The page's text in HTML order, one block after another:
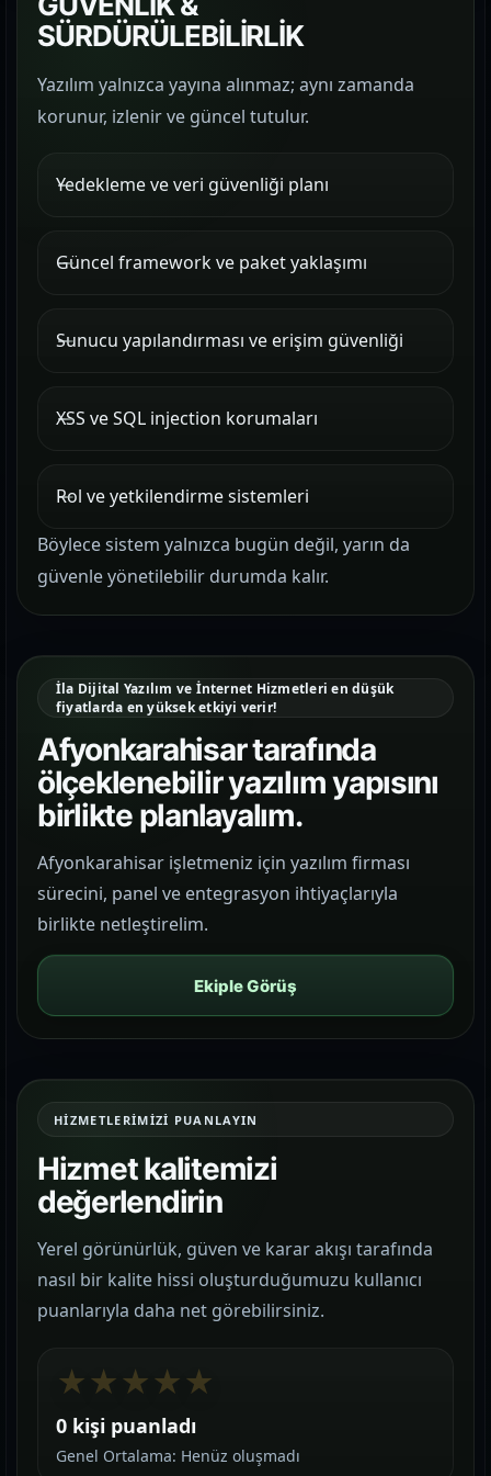
SÜRDÜRÜLEBİLİRLİK
Yazılım yalnızca yayına alınmaz; aynı zamanda
korunur, izlenir ve güncel tutulur.
Yedekleme ve veri güvenliği planı
Güncel framework ve paket yaklaşımı
Sunucu yapılandırması ve erişim güvenliği
XSS ve SQL injection korumaları
Rol ve yetkilendirme sistemleri
Böylece sistem yalnızca bugün değil, yarın da
güvenle yönetilebilir durumda kalır.
İla Dijital Yazılım ve İnternet Hizmetleri en düşük
fiyatlarda en yüksek etkiyi verir!
Afyonkarahisar tarafında
ölçeklenebilir yazılım yapısını
birlikte planlayalım.
Afyonkarahisar işletmeniz için yazılım firması
sürecini, panel ve entegrasyon ihtiyaçlarıyla
birlikte netleştirelim.
Ekiple Görüş
HIZMETLERIMIZI PUANLAYIN
Hizmet kalitemizi
değerlendirin
Yerel görünürlük, güven ve karar akışı tarafında
nasıl bir kalite hissi oluşturduğumuzu kullanıcı
puanlarıyla daha net görebilirsiniz.
★★★★★
0 kişi puanladı
Genel Ortalama: Henüz oluşmadı